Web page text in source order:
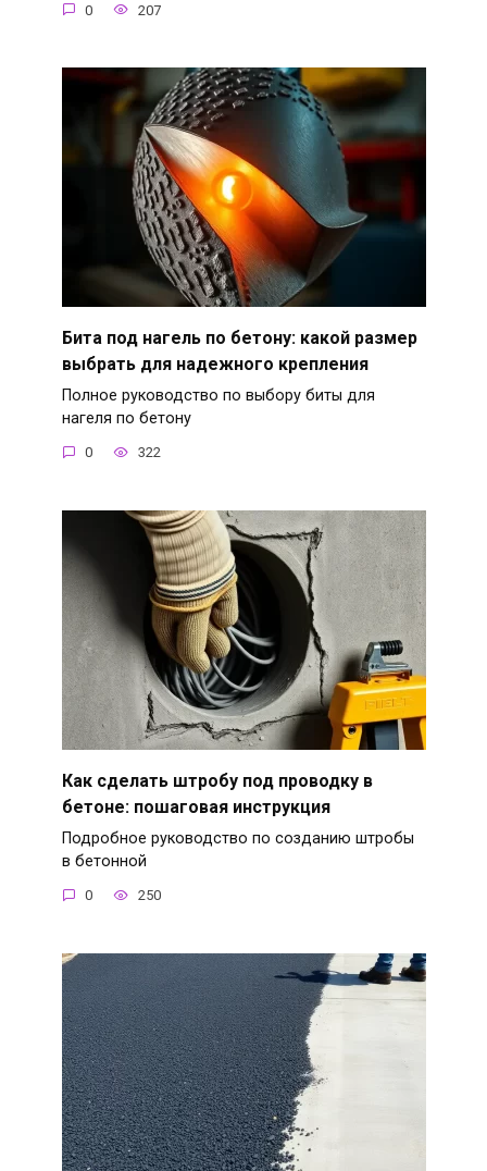
0 207
Бита под нагель по бетону: какой размер
выбрать для надежного крепления
Полное руководство по выбору биты для
нагеля по бетону
0 322
Как сделать штробу под проводку в
бетоне: пошаговая инструкция
Подробное руководство по созданию штробы
в бетонной
0 250